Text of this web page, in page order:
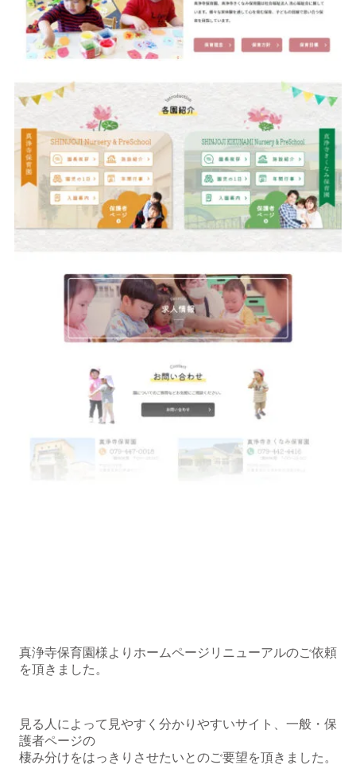
真浄寺保育園様よりホームページリニューアルのご依頼
を頂きました。
見る人によって見やすく分かりやすいサイト、一般・保
護者ページの
棲み分けをはっきりさせたいとのご要望を頂きました。